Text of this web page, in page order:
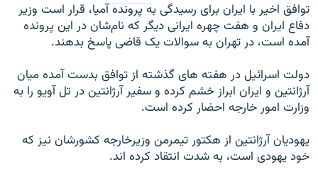
توافق اخیر با ایران برای رسیدگی به پرونده آمیا، قرار است وزیر
دفاع ایران و هفت چهره ایرانی دیگر که نام‌شان در این پرونده
آمده است، در تهران به سوالات یک قاضی پاسخ بدهند.
دولت اسرائیل در هفته های گذشته از توافق بدست آمده میان
آرژانتین و ایران ابراز خشم کرده و سفیر آرژانتین در تل آویو را به
وزارت امور خارجه احضار کرده است.
یهودیان آرژانتین از هکتور تیمرمن وزیرخارجه کشورشان نیز که
خود یهودی است، به شدت انتقاد کرده اند.